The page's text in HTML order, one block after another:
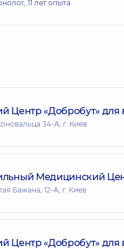
11 лет опыта
Центр «Добробут» для
34-А, г. Киев
Медицинский
Бажана, 12-А, г. Киев
Центр «Добробут» для